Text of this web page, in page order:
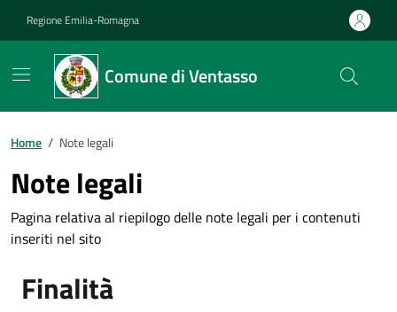
Regione Emilia-Romagna
Comune di Ventasso
Home / Note legali
Note legali
Pagina relativa al riepilogo delle note legali per i contenuti
inseriti nel sito
Finalità